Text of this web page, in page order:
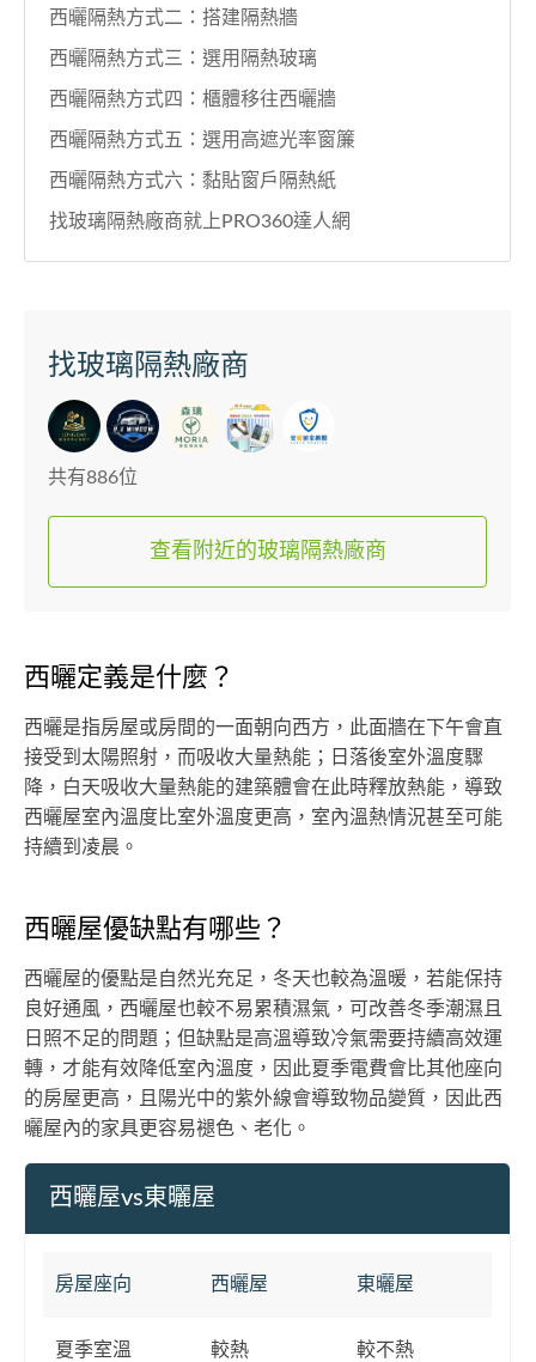
西曬隔熱方式二：搭建隔熱牆
西曬隔熱方式三：選用隔熱玻璃
西曬隔熱方式四：櫃體移往西曬牆
西曬隔熱方式五：選用高遮光率窗簾
西曬隔熱方式六：黏貼窗戶隔熱紙
找玻璃隔熱廠商就上PRO360達人網
找玻璃隔熱廠商
共有886位
查看附近的玻璃隔熱廠商
西曬定義是什麼？
西曬是指房屋或房間的一面朝向西方，此面牆在下午會直
接受到太陽照射，而吸收大量熱能；日落後室外溫度驟
降，白天吸收大量熱能的建築體會在此時釋放熱能，導致
西曬屋室內溫度比室外溫度更高，室內溫熱情況甚至可能
持續到凌晨。
西曬屋優缺點有哪些？
西曬屋的優點是自然光充足，冬天也較為溫暖，若能保持
良好通風，西曬屋也較不易累積濕氣，可改善冬季潮濕且
日照不足的問題；但缺點是高溫導致冷氣需要持續高效運
轉，才能有效降低室內溫度，因此夏季電費會比其他座向
的房屋更高，且陽光中的紫外線會導致物品變質，因此西
曬屋內的家具更容易褪色、老化。
西曬屋vs東曬屋
房屋座向 西曬屋 東曬屋
夏季室溫 較熱 較不熱